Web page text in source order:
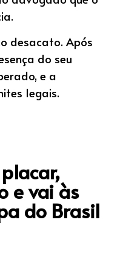
desacato. Após
do seu
e a
legais.
e vai às
do Brasil